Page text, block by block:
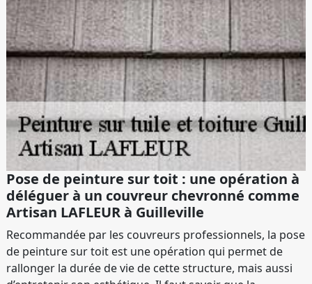
Pose de peinture sur toit : une opération à
déléguer à un couvreur chevronné comme
Artisan LAFLEUR à Guilleville
Recommandée par les couvreurs professionnels, la pose
de peinture sur toit est une opération qui permet de
rallonger la durée de vie de cette structure, mais aussi